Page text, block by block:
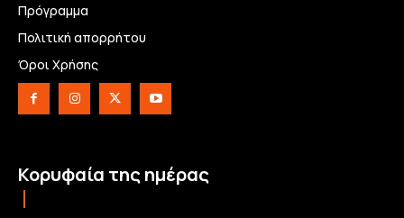
Πρόγραμμα
Πολιτική απορρήτου
Όροι Χρήσης
Κορυφαία της ημέρας